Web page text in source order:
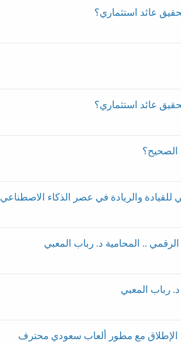
عائد استثماري؟
عائد استثماري؟
للقيادة والريادة في عصر الذكاء الاصطناعي
.. المحامية د. رباب المعبي
رباب المعبي
الإطلاق مع مطور ألعاب سعودي محترف